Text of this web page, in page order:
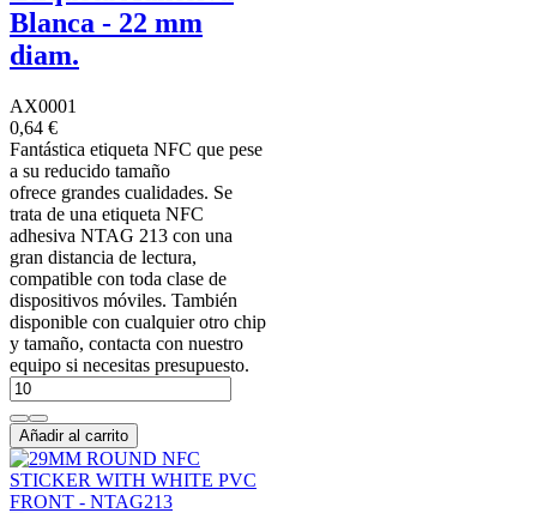
Blanca - 22 mm
diam.
AX0001
0,64 €
Fantástica etiqueta NFC que pese
a su reducido tamaño
ofrece grandes cualidades. Se
trata de una etiqueta NFC
adhesiva NTAG 213 con una
gran distancia de lectura,
compatible con toda clase de
dispositivos móviles. También
disponible con cualquier otro chip
y tamaño, contacta con nuestro
equipo si necesitas presupuesto.
Añadir al carrito